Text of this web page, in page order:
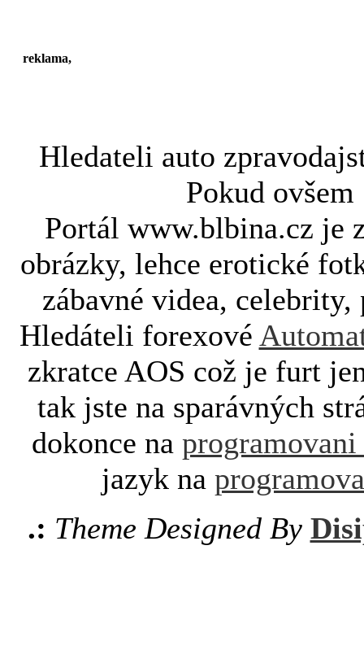
reklama,
Hledateli auto
Pokud
Portál www.blbina.cz je
obrázky, lehce erotické
zábavné videa,
Hledáteli forexové
zkratce AOS což je furt
tak jste na sparávných
dokonce na programovani
jazyk na
.: Theme Designed By